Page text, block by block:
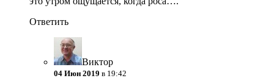
Ответить
Виктор
04 Июн 2019 в 19:42